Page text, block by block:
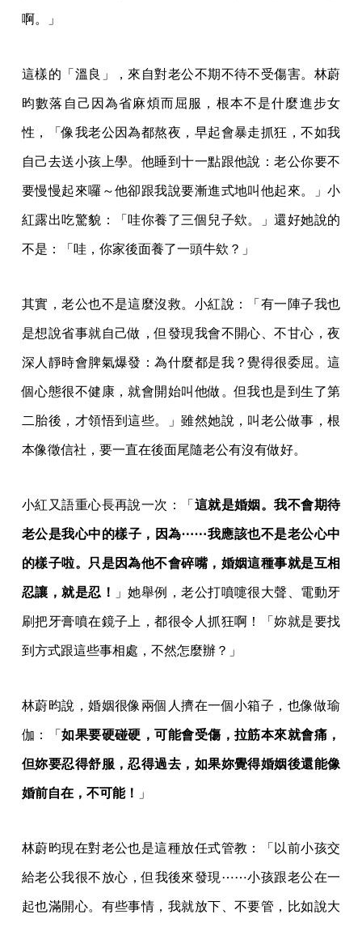
啊。」
這樣的「溫良」，來自對老公不期不待不受傷害。林蔚
昀數落自己因為省麻煩而屈服，根本不是什麼進步女
性，「像我老公因為都熬夜，早起會暴走抓狂，不如我
自己去送小孩上學。他睡到十一點跟他說：老公你要不
要慢慢起來囉～他卻跟我說要漸進式地叫他起來。」小
紅露出吃驚貌：「哇你養了三個兒子欸。」還好她說的
不是：「哇，你家後面養了一頭牛欸？」
其實，老公也不是這麼沒救。小紅說：「有一陣子我也
是想說省事就自己做，但發現我會不開心、不甘心，夜
深人靜時會脾氣爆發：為什麼都是我？覺得很委屈。這
個心態很不健康，就會開始叫他做。但我也是到生了第
二胎後，才領悟到這些。」雖然她說，叫老公做事，根
本像徵信社，要一直在後面尾隨老公有沒有做好。
小紅又語重心長再說一次：「 這就是婚姻。我不會期待
老公是我心中的樣子，因為⋯⋯我應該也不是老公心中
的樣子啦。只是因為他不會碎嘴，婚姻這種事就是互相
忍讓，就是忍！ 」她舉例，老公打噴嚏很大聲、電動牙
刷把牙膏噴在鏡子上，都很令人抓狂啊！「妳就是要找
到方式跟這些事相處，不然怎麼辦？」
林蔚昀說，婚姻很像兩個人擠在一個小箱子，也像做瑜
伽：「如果要硬碰硬，可能會受傷，拉筋本來就會痛，
但妳要忍得舒服，忍得過去，如果妳覺得婚姻後還能像
婚前自在，不可能！ 」
林蔚昀現在對老公也是這種放任式管教：「以前小孩交
給老公我很不放心，但我後來發現⋯⋯小孩跟老公在一
起也滿開心。有些事情，我就放下、不要管，比如說大